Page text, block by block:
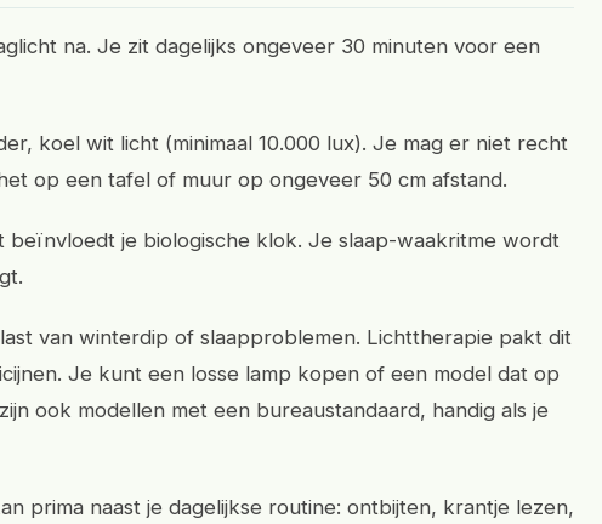
na. Je zit dagelijks ongeveer 30 minuten voor een
koel wit licht (minimaal 10.000 lux). Je mag er niet recht
op een tafel of muur op ongeveer 50 cm afstand.
beïnvloedt je biologische klok. Je slaap-waakritme wordt
van winterdip of slaapproblemen. Lichttherapie pakt dit
Je kunt een losse lamp kopen of een model dat op
ook modellen met een bureaustandaard, handig als je
prima naast je dagelijkse routine: ontbijten, krantje lezen,